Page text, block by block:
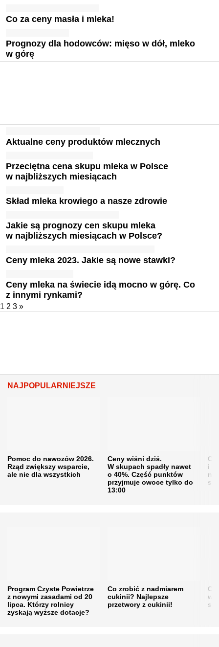
Co za ceny masła i mleka!
Prognozy dla hodowców: mięso w dół, mleko
w górę
Aktualne ceny produktów mlecznych
Przeciętna cena skupu mleka w Polsce
w najbliższych miesiącach
Skład mleka krowiego a nasze zdrowie
Jakie są prognozy cen skupu mleka
w najbliższych miesiącach w Polsce?
Ceny mleka 2023. Jakie są nowe stawki?
Ceny mleka na świecie idą mocno w górę. Co
z innymi rynkami?
1 2 3 »
NAJPOPULARNIEJSZE
Pomoc do nawozów 2026.
Rząd zwiększy wsparcie,
ale nie dla wszystkich
Ceny wiśni dziś.
W skupach spadły nawet
o 40%. Część punktów
przyjmuje owoce tylko do
13:00
i
Program Czyste Powietrze
z nowymi zasadami od 20
lipca. Którzy rolnicy
zyskają wyższe dotacje?
Co zrobić z nadmiarem
cukinii? Najlepsze
przetwory z cukinii!
w